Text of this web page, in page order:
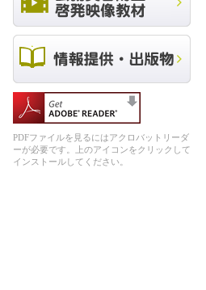
PDFファイルを見るにはアクロバットリーダ
ーが必要です。上のアイコンをクリックして
インストールしてください。